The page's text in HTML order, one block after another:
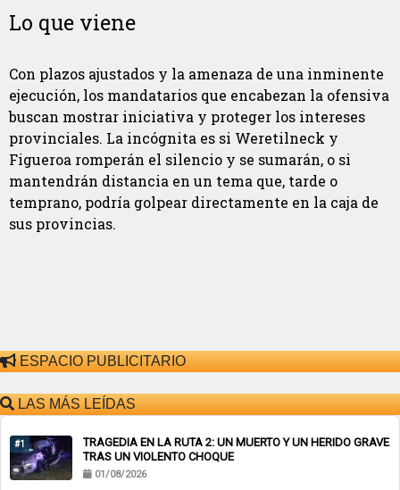
Lo que viene
Con plazos ajustados y la amenaza de una inminente
ejecución, los mandatarios que encabezan la ofensiva
buscan mostrar iniciativa y proteger los intereses
provinciales. La incógnita es si Weretilneck y
Figueroa romperán el silencio y se sumarán, o si
mantendrán distancia en un tema que, tarde o
temprano, podría golpear directamente en la caja de
sus provincias.
ESPACIO PUBLICITARIO
LAS MÁS LEÍDAS
#1
TRAGEDIA EN LA RUTA 2: UN MUERTO Y UN HERIDO GRAVE
TRAS UN VIOLENTO CHOQUE
01/08/2026